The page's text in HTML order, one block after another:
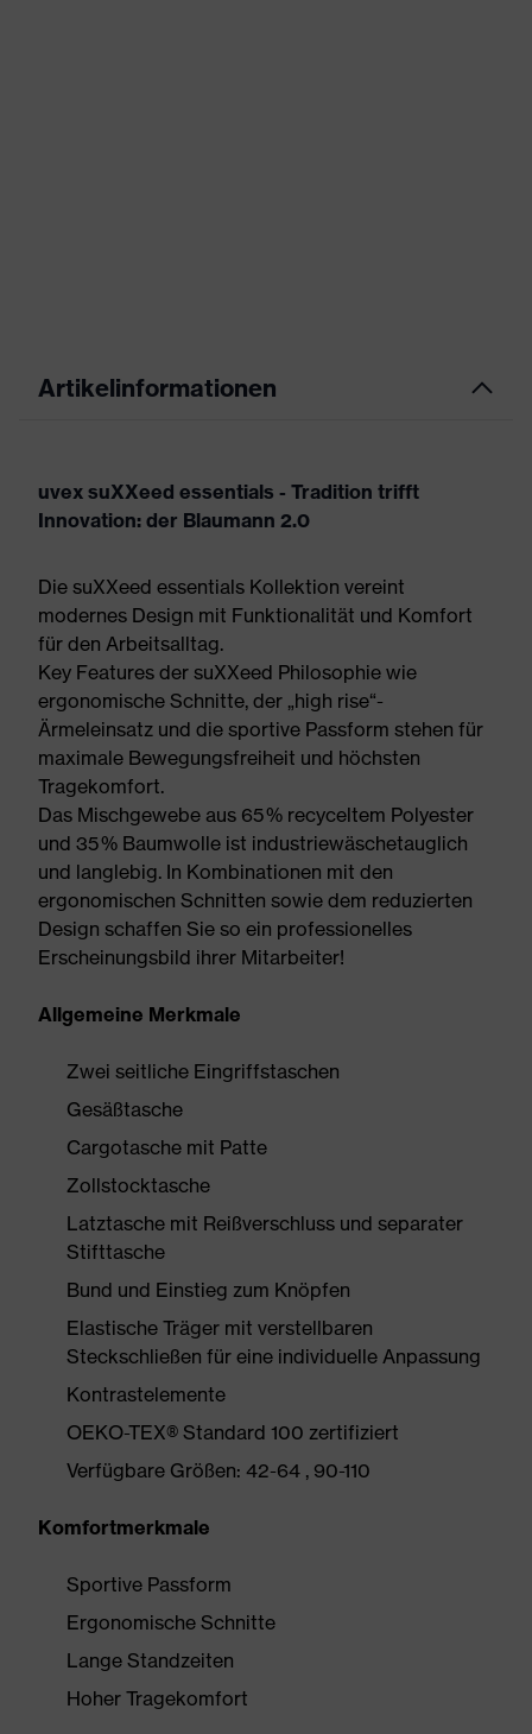
Artikelinformationen
uvex suXXeed essentials - Tradition trifft
Innovation: der Blaumann 2.0
Die suXXeed essentials Kollektion vereint
modernes Design mit Funktionalität und Komfort
für den Arbeitsalltag.
Key Features der suXXeed Philosophie wie
ergonomische Schnitte, der „high rise“-
Ärmeleinsatz und die sportive Passform stehen für
maximale Bewegungsfreiheit und höchsten
Tragekomfort.
Das Mischgewebe aus 65 % recyceltem Polyester
und 35 % Baumwolle ist industriewäschetauglich
und langlebig. In Kombinationen mit den
ergonomischen Schnitten sowie dem reduzierten
Design schaffen Sie so ein professionelles
Erscheinungsbild ihrer Mitarbeiter!
Allgemeine Merkmale
Zwei seitliche Eingriffstaschen
Gesäßtasche
Cargotasche mit Patte
Zollstocktasche
Latztasche mit Reißverschluss und separater
Stifttasche
Bund und Einstieg zum Knöpfen
Elastische Träger mit verstellbaren
Steckschließen für eine individuelle Anpassung
Kontrastelemente
OEKO-TEX® Standard 100 zertifiziert
Verfügbare Größen: 42-64 , 90-110
Komfortmerkmale
Sportive Passform
Ergonomische Schnitte
Lange Standzeiten
Hoher Tragekomfort